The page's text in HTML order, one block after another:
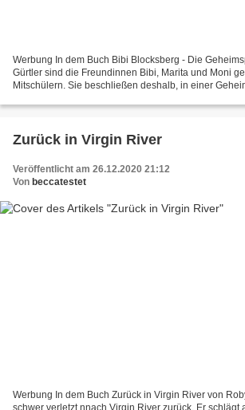
Werbung In dem Buch Bibi Blocksberg - Die
Gürtler sind die Freundinnen Bibi, Marita und Moni
Mitschülern. Sie beschließen deshalb, in einer
Zurück in Virgin River
Veröffentlicht am 26.12.2020 21:12
Von beccatestet
Werbung In dem Buch Zurück in Virgin River von
schwer verletzt nnach Virgin River zurück. Er schlägt